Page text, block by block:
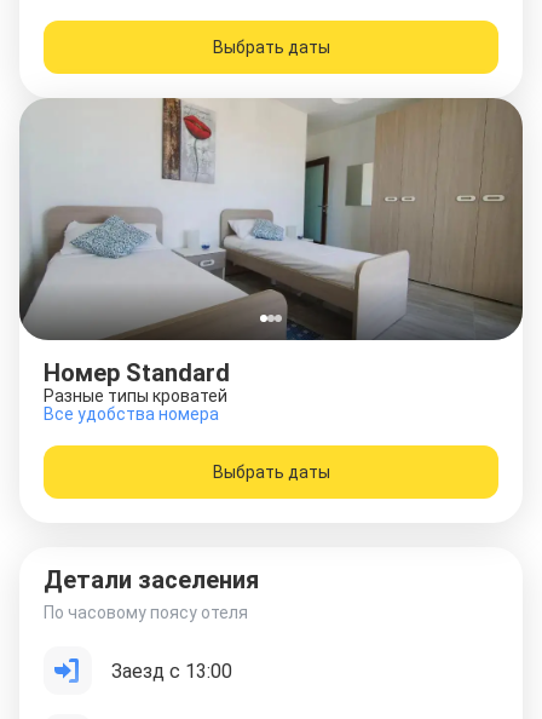
Выбрать даты
Номер Standard
Разные типы кроватей
Все удобства номера
Выбрать даты
Детали заселения
По часовому поясу отеля
Заезд с 13:00